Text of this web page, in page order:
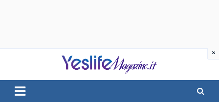
notizie di intrattenimento